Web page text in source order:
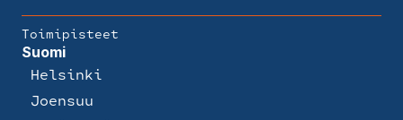
Toimipisteet
Suomi
Helsinki
Joensuu